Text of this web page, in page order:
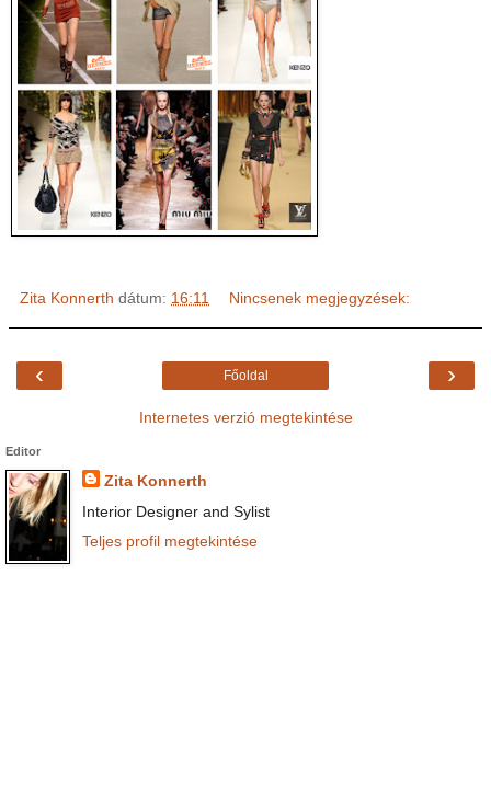
Zita Konnerth dátum: 16:11 Nincsenek megjegyzések:
‹ ›
Főoldal
Internetes verzió megtekintése
Editor
Zita Konnerth
Interior Designer and Sylist
Teljes profil megtekintése